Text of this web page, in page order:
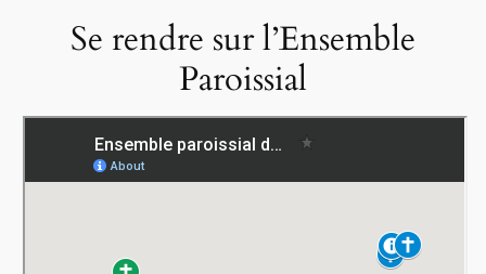
Se rendre sur l’Ensemble
Paroissial